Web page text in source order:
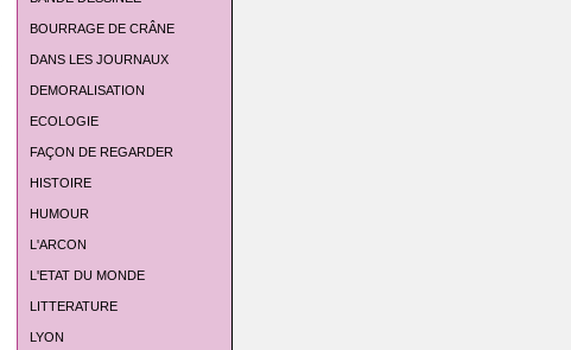
BOURRAGE DE CRÂNE
DANS LES JOURNAUX
DEMORALISATION
ECOLOGIE
FAÇON DE REGARDER
HISTOIRE
HUMOUR
L'ARCON
L'ETAT DU MONDE
LITTERATURE
LYON